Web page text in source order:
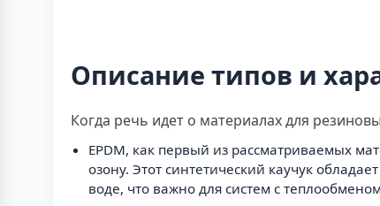
Описание типов и
Когда речь идет о материалах для
EPDM, как первый из рассматриваемых
озону. Этот синтетический каучук
воде, что важно для систем с